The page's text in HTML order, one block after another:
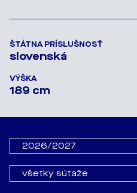
ŠTÁTNA PRÍSLUŠNOSŤ
slovenská
VÝŠKA
189 cm